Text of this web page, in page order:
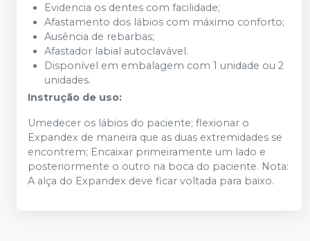
Evidencia os dentes com facilidade;
Afastamento dos lábios com máximo conforto;
Ausência de rebarbas;
Afastador labial autoclavável.
Disponível em embalagem com 1 unidade ou 2
unidades.
Instrução de uso:
Umedecer os lábios do paciente; flexionar o
Expandex de maneira que as duas extremidades se
encontrem; Encaixar primeiramente um lado e
posteriormente o outro na boca do paciente. Nota:
A alça do Expandex deve ficar voltada para baixo.